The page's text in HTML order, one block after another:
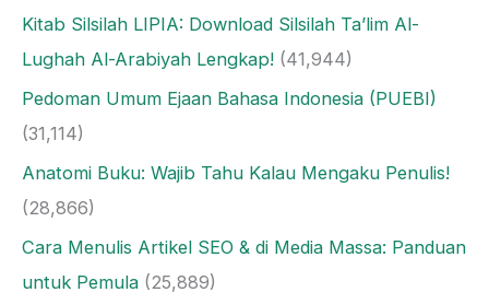
Kitab Silsilah LIPIA: Download Silsilah Ta’lim Al-
Lughah Al-Arabiyah Lengkap! (41,944)
Pedoman Umum Ejaan Bahasa Indonesia (PUEBI)
(31,114)
Anatomi Buku: Wajib Tahu Kalau Mengaku Penulis!
(28,866)
Cara Menulis Artikel SEO & di Media Massa: Panduan
untuk Pemula (25,889)